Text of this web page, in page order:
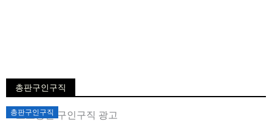
총판구인구직
총판구인구직
Posted
on